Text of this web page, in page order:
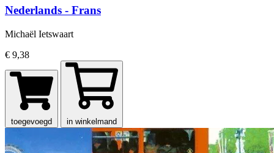
Nederlands - Frans
Michaël Ietswaart
€ 9,38
toegevoegd in winkelmand